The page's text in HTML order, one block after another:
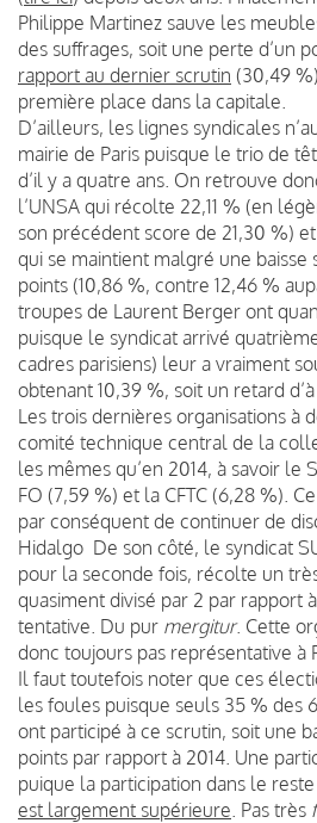
Philippe Martinez sauve les
des suffrages, soit une perte d’un
rapport au dernier scrutin (30,49
première place dans la capitale.
D’ailleurs, les lignes syndicales
mairie de Paris puisque le trio de
d’il y a quatre ans. On retrouve
l’UNSA qui récolte 22,11 % (en
son précédent score de 21,30 %)
qui se maintient malgré une baisse
points (10,86 %, contre 12,46 %
troupes de Laurent Berger ont
puisque le syndicat arrivé
cadres parisiens) leur a vraiment
obtenant 10,39 %, soit un retard
Les trois dernières organisations à
comité technique central de la
les mêmes qu’en 2014, à savoir le
FO (7,59 %) et la CFTC (6,28 %).
par conséquent de continuer de
Hidalgo De son côté, le syndicat
pour la seconde fois, récolte un
quasiment divisé par 2 par rapport
tentative. Du pur mergitur. Cette
donc toujours pas représentative à
Il faut toutefois noter que ces
les foules puisque seuls 35 % des
ont participé à ce scrutin, soit une
points par rapport à 2014. Une
puique la participation dans le
est largement supérieure . Pas très